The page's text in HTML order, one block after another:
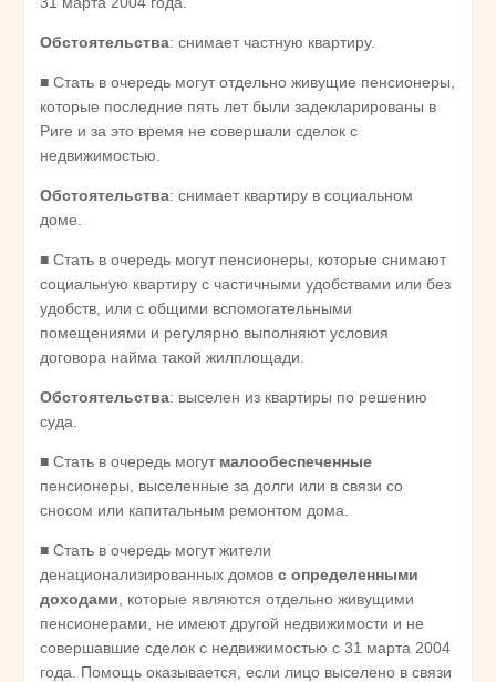
Обстоятельства: снимает частную квартиру.
■ Стать в очередь могут отдельно живущие пенсионеры,
которые последние пять лет были задекларированы в
Риге и за это время не совершали сделок с
недвижимостью.
Обстоятельства: снимает квартиру в социальном
доме.
■ Стать в очередь могут пенсионеры, которые снимают
социальную квартиру с частичными удобствами или без
удобств, или с общими вспомогательными
помещениями и регулярно выполняют условия
договора найма такой жилплощади.
Обстоятельства: выселен из квартиры по решению
суда.
■ Стать в очередь могут малообеспеченные
пенсионеры, выселенные за долги или в связи со
сносом или капитальным ремонтом дома.
■ Стать в очередь могут жители
денационализированных домов с определенными
доходами , которые являются отдельно живущими
пенсионерами, не имеют другой недвижимости и не
совершавшие сделок с недвижимостью с 31 марта 2004
года. Помощь оказывается, если лицо выселено в связи